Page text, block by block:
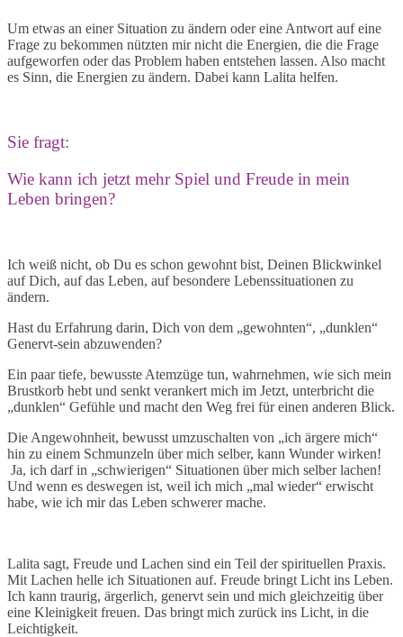
Um etwas an einer Situation zu ändern oder eine Antwort auf eine
Frage zu bekommen nützten mir nicht die Energien, die die Frage
aufgeworfen oder das Problem haben entstehen lassen. Also macht
es Sinn, die Energien zu ändern. Dabei kann Lalita helfen.
Sie fragt:
Wie kann ich jetzt mehr Spiel und Freude in mein
Leben bringen?
Ich weiß nicht, ob Du es schon gewohnt bist, Deinen Blickwinkel
auf Dich, auf das Leben, auf besondere Lebenssituationen zu
ändern.
Hast du Erfahrung darin, Dich von dem „gewohnten“, „dunklen“
Genervt-sein abzuwenden?
Ein paar tiefe, bewusste Atemzüge tun, wahrnehmen, wie sich mein
Brustkorb hebt und senkt verankert mich im Jetzt, unterbricht die
„dunklen“ Gefühle und macht den Weg frei für einen anderen Blick.
Die Angewohnheit, bewusst umzuschalten von „ich ärgere mich“
hin zu einem Schmunzeln über mich selber, kann Wunder wirken!
Ja, ich darf in „schwierigen“ Situationen über mich selber lachen!
Und wenn es deswegen ist, weil ich mich „mal wieder“ erwischt
habe, wie ich mir das Leben schwerer mache.
Lalita sagt, Freude und Lachen sind ein Teil der spirituellen Praxis.
Mit Lachen helle ich Situationen auf. Freude bringt Licht ins Leben.
Ich kann traurig, ärgerlich, genervt sein und mich gleichzeitig über
eine Kleinigkeit freuen. Das bringt mich zurück ins Licht, in die
Leichtigkeit.